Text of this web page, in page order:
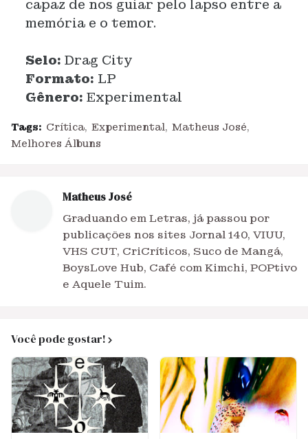
capaz de nos guiar pelo lapso entre a
memória e o temor.
Selo: Drag City
Formato: LP
Gênero: Experimental
Tags: Crítica Experimental Matheus José
Melhores Álbuns
Matheus José
Graduando em Letras, já passou por
publicações nos sites Jornal 140, VIUU,
VHS CUT, CriCríticos, Suco de Mangá,
BoysLove Hub, Café com Kimchi, POPtivo
e Aquele Tuim.
Você pode gostar!